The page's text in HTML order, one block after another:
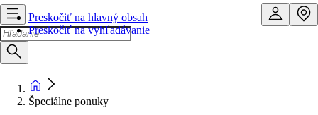
Preskočiť na hlavný obsah
Preskočiť na vyhľadávanie
Špeciálne ponuky